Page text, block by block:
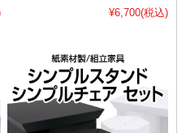
¥6,700(税込)